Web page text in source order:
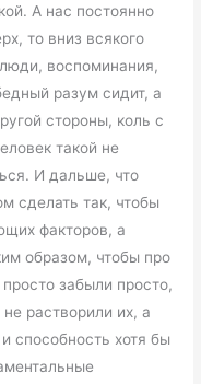
А нас постоянно
то вниз всякого
воспоминания,
разум сидит, а
стороны, коль с
такой не
И дальше, что
сделать так, чтобы
факторов, а
образом, чтобы про
забыли просто,
растворили их, а
способность хотя бы